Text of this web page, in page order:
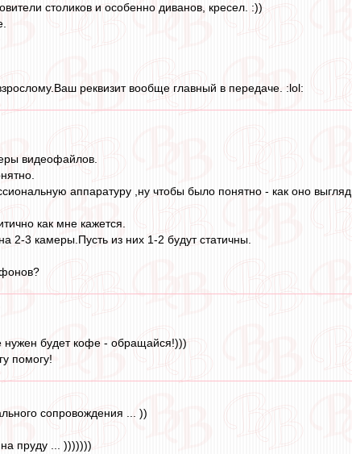
столиков и особенно диванов, кресел. :))
реквизит вообще главный в передаче. :lol:
видеофайлов.
аппаратуру ,ну чтобы было понятно - как оно
как мне кажется.
2-3 камеры.Пусть из них 1-2 будут статичны.
нужен будет кофе - обращайся!)))
помогу!
сопровождения ... ))
пруду ... )))))))